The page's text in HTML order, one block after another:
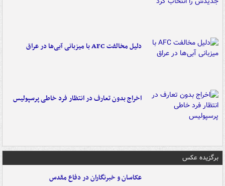
دلیل مخالفت AFC با میزبانی آبی‌ها در عراق
اخراج بدون تعارف در انتظار فرد خاطی پرسپولیس
برگزیده عکس
عکاسان و خبرنگاران در دفاع مقدس